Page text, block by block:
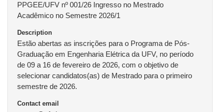
PPGEE/UFV nº 001/26 Ingresso no Mestrado
Acadêmico no Semestre 2026/1
Description
Estão abertas as inscrições para o Programa de Pós-
Graduação em Engenharia Elétrica da UFV, no período
de 09 a 16 de fevereiro de 2026, com o objetivo de
selecionar candidatos(as) de Mestrado para o primeiro
semestre de 2026.
Contact email